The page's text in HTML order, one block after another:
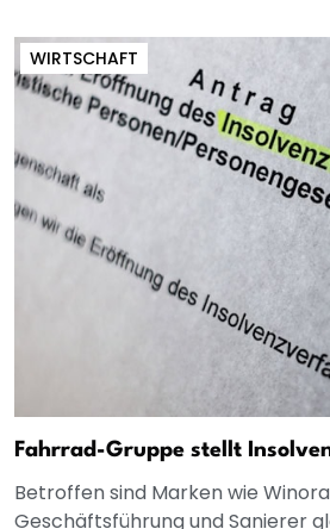
WIRTSCHAFT
Fahrrad-Gruppe stellt
Betroffen sind Marken wie
Geschäftsführung und Sanierer